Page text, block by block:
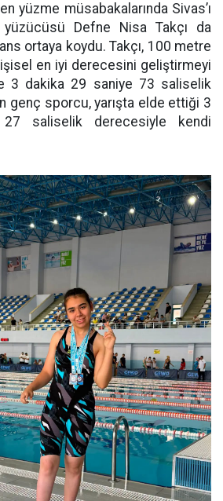
yüzme müsabakalarında Sivas’ı
Defne Nisa Takçı da
ortaya koydu. Takçı, 100 metre
en iyi derecesini geliştirmeyi
3 dakika 29 saniye 73 saliselik
genç sporcu, yarışta elde ettiği 3
saliselik derecesiyle kendi